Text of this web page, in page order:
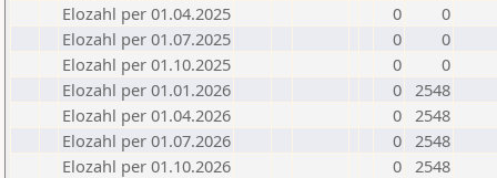
Elozahl per 01.04.2025
0
0
Elozahl per 01.07.2025
0
0
Elozahl per 01.10.2025
0
0
Elozahl per 01.01.2026
0 2548
Elozahl per 01.04.2026
0 2548
Elozahl per 01.07.2026
0 2548
Elozahl per 01.10.2026
0 2548